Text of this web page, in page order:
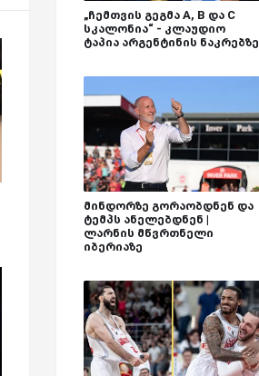
„ჩემთვის გეგმა A, B და C
სკალონია“ - კლაუდიო
ტაპია არგენტინის ნაკრებზე
მინდორზე გორაობდნენ და
ტემპს ანელებდნენ |
ლარნის მწვრთნელი
იბერიაზე